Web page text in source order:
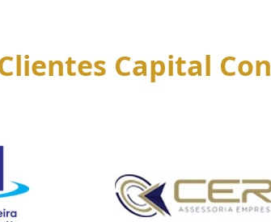
Capital